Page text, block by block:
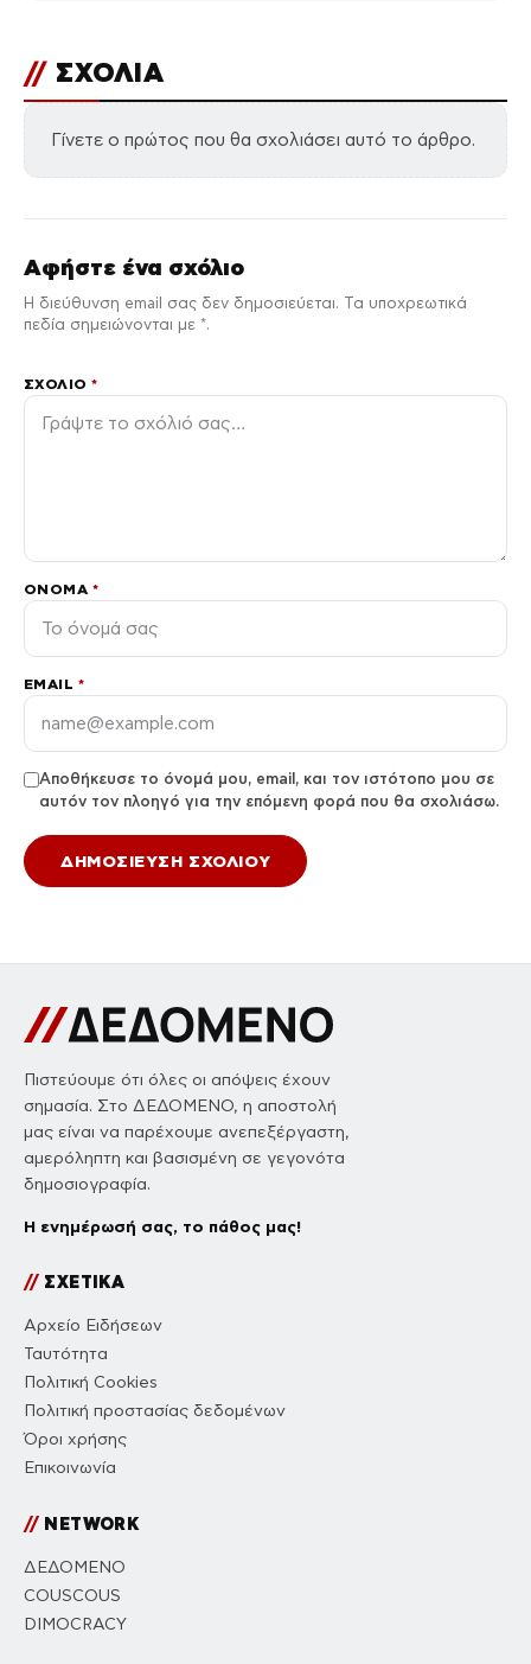
// ΣΧΟΛΙΑ
Γίνετε ο πρώτος που θα σχολιάσει αυτό το άρθρο.
Αφήστε ένα σχόλιο
Η διεύθυνση email σας δεν δημοσιεύεται. Τα υποχρεωτικά
πεδία σημειώνονται με *.
ΣΧΌΛΙΟ*
ΌΝΟΜΑ *
EMAIL *
Αποθήκευσε το όνομά μου, email, και τον ιστότοπο μου σε
αυτόν τον πλοηγό για την επόμενη φορά που θα σχολιάσω.
Πιστεύουμε ότι όλες οι απόψεις έχουν
σημασία. Στο ΔΕΔΟΜΕΝΟ, η αποστολή
μας είναι να παρέχουμε ανεπεξέργαστη,
αμερόληπτη και βασισμένη σε γεγονότα
δημοσιογραφία.
Η ενημέρωσή σας, το πάθος μας!
//ΣΧΕΤΙΚΑ
Αρχείο Ειδήσεων
Ταυτότητα
Πολιτική Cookies
Πολιτική προστασίας δεδομένων
Όροι χρήσης
Επικοινωνία
//NETWORK
ΔΕΔΟΜΕΝΟ
COUSCOUS
DIMOCRACY